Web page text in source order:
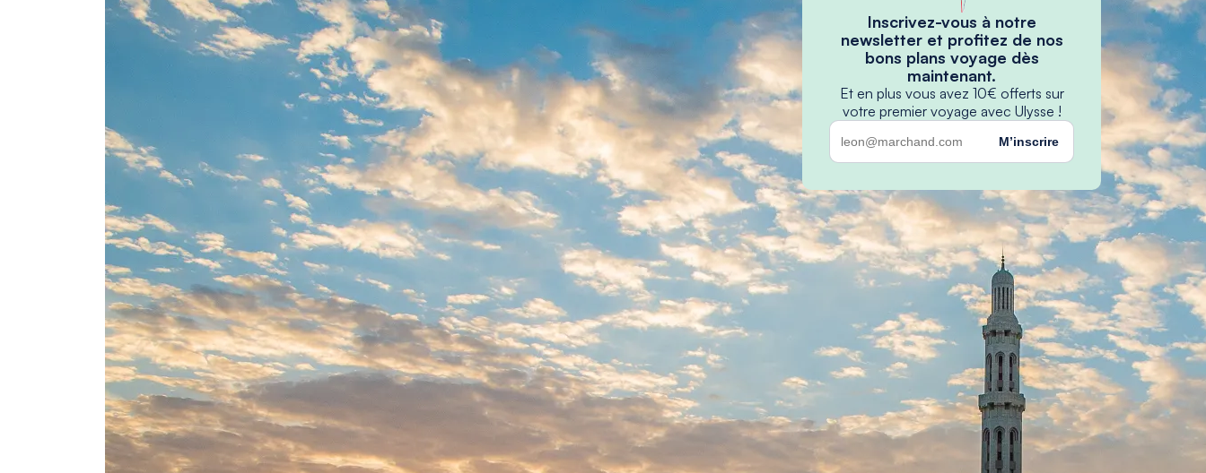
Inscrivez-vous à notre
newsletter et profitez de nos
bons plans voyage dès
maintenant.
Et en plus vous avez 10€ offerts sur
votre premier voyage avec Ulysse !
M’inscrire